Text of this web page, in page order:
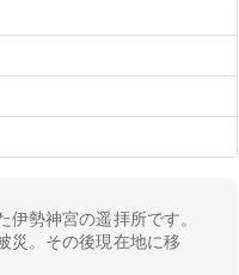
勢神宮の遥拝所です。
災。その後現在地に移